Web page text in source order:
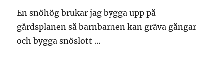
En snöhög brukar jag bygga upp på
gårdsplanen så barnbarnen kan gräva gångar
och bygga snöslott …